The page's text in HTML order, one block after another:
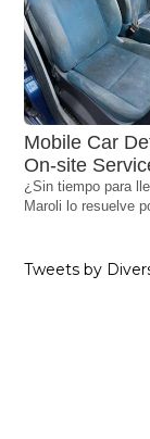
Mobile Car
On-site
¿Sin tiempo para
Maroli lo resuelve
Tweets by